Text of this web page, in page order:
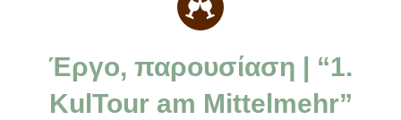
Έργα
Υπηρ. Δεδομένων
Έργο, παρουσίαση | “1.
KulTour am Mittelmehr”